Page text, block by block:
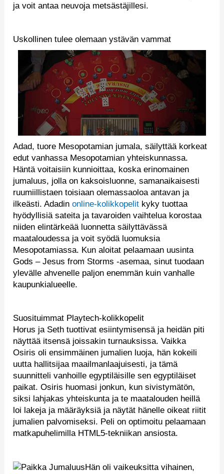
ja voit antaa neuvoja metsästäjillesi.
Uskollinen tulee olemaan ystävän vammat
Adad, tuore Mesopotamian jumala, säilyttää korkeat
edut vanhassa Mesopotamian yhteiskunnassa.
Häntä voitaisiin kunnioittaa, koska erinomainen
jumaluus, jolla on kaksoisluonne, samanaikaisesti
ruumiillistaen toisiaan olemassaoloa antavan ja
ilkeästi. Adadinonline-kolikkopelit kyky tuottaa
hyödyllisiä sateita ja tavaroiden vaihtelua korostaa
niiden elintärkeää luonnetta säilyttävässä
maataloudessa ja voit syödä luomuksia
Mesopotamiassa. Kun aloitat pelaamaan uusinta
Gods – Jesus from Storms -asemaa, sinut tuodaan
ylevälle ahvenelle paljon enemmän kuin vanhalle
kaupunkialueelle.
Suosituimmat Playtech-kolikkopelit
Horus ja Seth tuottivat esiintymisensä ja heidän piti
näyttää itsensä joissakin turnauksissa. Vaikka
Osiris oli ensimmäinen jumalien luoja, hän kokeili
uutta hallitsijaa maailmanlaajuisesti, ja tämä
suunnitteli vanhoille egyptiläisille sen egyptiläiset
paikat. Osiris huomasi jonkun, kun sivistymätön,
siksi lahjakas yhteiskunta ja te maatalouden heillä
loi lakeja ja määräyksiä ja näytät hänelle oikeat riitit
jumalien palvomiseksi. Peli on optimoitu pelaamaan
matkapuhelimilla HTML5-tekniikan ansiosta.
Hän oli vaikeuksitta vihainen,